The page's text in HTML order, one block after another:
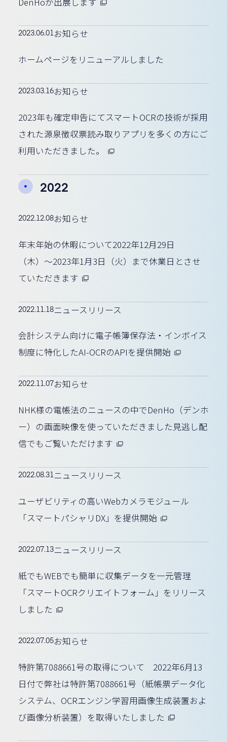
2023.06.01お知らせ
ホームページをリニューアルしました
2023.03.16お知らせ
2023年も確定申告にてスマートOCRの技術が採用
された源泉徴収票読み取りアプリを多くの方にご
利用いただきました。
2022
2022.12.08お知らせ
年末年始の休暇について2022年12月29日
（木）〜2023年1月3日（火）まで休業日とさせ
ていただきます
2022.11.18ニュースリリース
会計システム向けに電子帳簿保存法・インボイス
制度に特化したAI-OCRのAPIを提供開始
2022.11.07お知らせ
NHK様の電帳法のニュースの中でDenHo（デンホ
ー）の画面映像を使っていただきました見逃し配
信でもご覧いただけます
2022.08.31ニュースリリース
ユーザビリティの高いWebカメラモジュール
「スマートパシャリDX」を提供開始
2022.07.13ニュースリリース
紙でもWEBでも簡単に収集データを一元管理
「スマートOCRクリエイトフォーム」をリリース
しました
2022.07.05お知らせ
特許第7088661号の取得について 2022年6月13
日付で弊社は特許第7088661号（紙帳票データ化
システム、OCRエンジン学習用画像生成装置およ
び画像分析装置）を取得いたしました